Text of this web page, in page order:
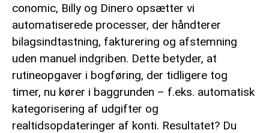
conomic, Billy og Dinero opsætter vi
automatiserede processer, der håndterer
bilagsindtastning, fakturering og afstemning
uden manuel indgriben. Dette betyder, at
rutineopgaver i bogføring, der tidligere tog
timer, nu kører i baggrunden – f.eks. automatisk
kategorisering af udgifter og
realtidsopdateringer af konti. Resultatet? Du